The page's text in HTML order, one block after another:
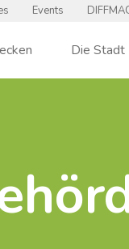
Events
Die Stadt